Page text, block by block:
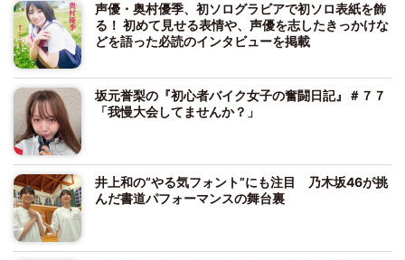
声優・奥村優季、初ソログラビアで初ソロ表紙を飾
る！ 初めて見せる表情や、声優を志したきっかけな
どを語った必読のインタビューを掲載
坂元誉梨の『初心者バイク女子の奮闘日記』＃７７
「我慢大会してませんか？」
井上和の“やる気フォント”にも注目 乃木坂46が挑
んだ書道パフォーマンスの舞台裏